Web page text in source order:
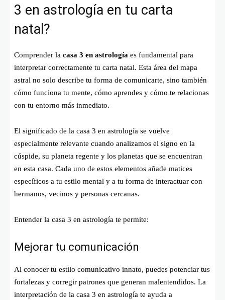
3 en astrología en tu carta
natal?
Comprender la casa 3 en astrología es fundamental para
interpretar correctamente tu carta natal. Esta área del mapa
astral no solo describe tu forma de comunicarte, sino también
cómo funciona tu mente, cómo aprendes y cómo te relacionas
con tu entorno más inmediato.
El significado de la casa 3 en astrología se vuelve
especialmente relevante cuando analizamos el signo en la
cúspide, su planeta regente y los planetas que se encuentran
en esta casa. Cada uno de estos elementos añade matices
específicos a tu estilo mental y a tu forma de interactuar con
hermanos, vecinos y personas cercanas.
Entender la casa 3 en astrología te permite:
Mejorar tu comunicación
Al conocer tu estilo comunicativo innato, puedes potenciar tus
fortalezas y corregir patrones que generan malentendidos. La
interpretación de la casa 3 en astrología te ayuda a